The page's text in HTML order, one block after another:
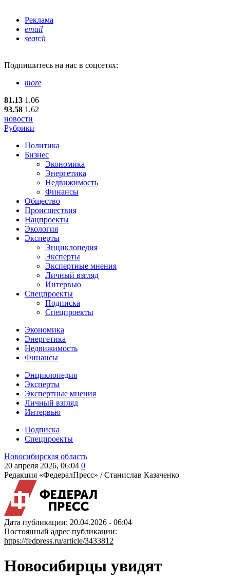
Реклама
email
search
Подпишитесь на нас в соцсетях:
more
81.13 1.06
93.58 1.62
новости
Рубрики
Политика
Бизнес
Экономика
Энергетика
Недвижимость
Финансы
Общество
Происшествия
Нацпроекты
Экология
Эксперты
Энциклопедия
Эксперты
Экспертные мнения
Личный взгляд
Интервью
Спецпроекты
Подписка
Спецпроекты
Экономика
Энергетика
Недвижимость
Финансы
Энциклопедия
Эксперты
Экспертные мнения
Личный взгляд
Интервью
Подписка
Спецпроекты
Новосибирская область
20 апреля 2026, 06:04 0
Редакция «ФедералПресс» /Станислав Казаченко
Дата публикации: 20.04.2026 - 06:04
Постоянный адрес публикации:
https://fedpress.ru/article/3433812
Новосибирцы увидят